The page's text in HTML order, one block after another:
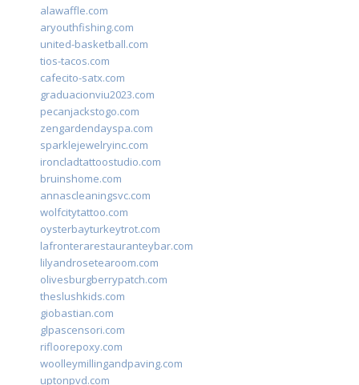
alawaffle.com
aryouthfishing.com
united-basketball.com
tios-tacos.com
cafecito-satx.com
graduacionviu2023.com
pecanjackstogo.com
zengardendayspa.com
sparklejewelryinc.com
ironcladtattoostudio.com
bruinshome.com
annascleaningsvc.com
wolfcitytattoo.com
oysterbayturkeytrot.com
lafronterarestauranteybar.com
lilyandrosetearoom.com
olivesburgberrypatch.com
theslushkids.com
giobastian.com
glpascensori.com
rifloorepoxy.com
woolleymillingandpaving.com
uptonpvd.com